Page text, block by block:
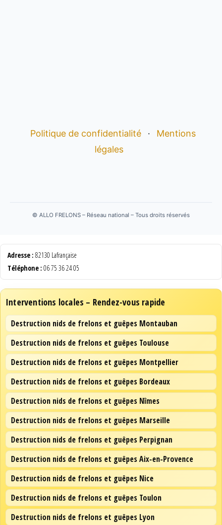
Politique de confidentialité ·
Mentions
légales
© ALLO FRELONS – Réseau national – Tous droits réservés
Adresse : 82130 Lafrançaise
Téléphone : 06 75 36 24 05
Interventions locales – Rendez-vous rapide
Destruction nids de frelons et guêpes Montauban
Destruction nids de frelons et guêpes Toulouse
Destruction nids de frelons et guêpes Montpellier
Destruction nids de frelons et guêpes Bordeaux
Destruction nids de frelons et guêpes Nîmes
Destruction nids de frelons et guêpes Marseille
Destruction nids de frelons et guêpes Perpignan
Destruction nids de frelons et guêpes Aix-en-Provence
Destruction nids de frelons et guêpes Nice
Destruction nids de frelons et guêpes Toulon
Destruction nids de frelons et guêpes Lyon